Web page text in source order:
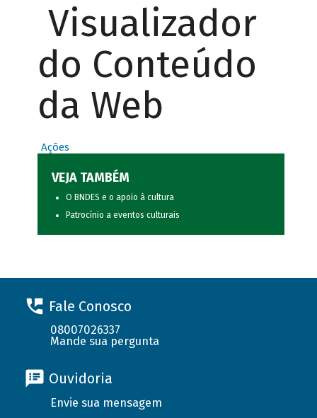
Visualizador
do Conteúdo
da Web
Ações
VEJA TAMBÉM
O BNDES e o apoio à cultura
Patrocínio a eventos culturais
Fale Conosco
08007026337
Mande sua pergunta
Ouvidoria
Envie sua mensagem